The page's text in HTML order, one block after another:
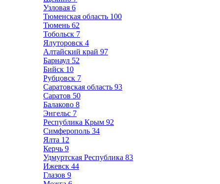
Узловая 6
Тюменская область 100
Тюмень 62
Тобольск 7
Ялуторовск 4
Алтайский край 97
Барнаул 52
Бийск 10
Рубцовск 7
Саратовская область 93
Саратов 50
Балаково 8
Энгельс 7
Республика Крым 92
Симферополь 34
Ялта 12
Керчь 9
Удмуртская Республика 83
Ижевск 44
Глазов 9